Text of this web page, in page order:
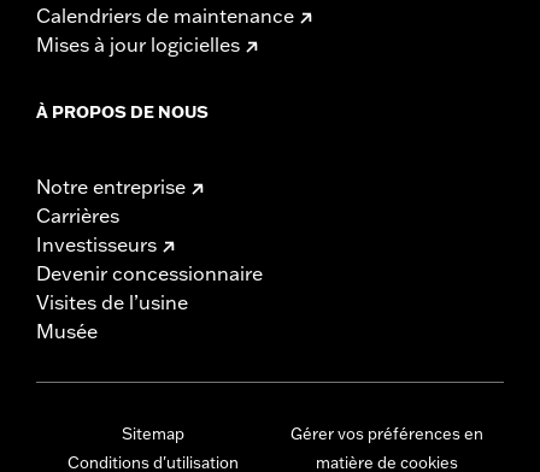
Calendriers de maintenance
Mises à jour logicielles
À PROPOS DE NOUS
Notre entreprise
Carrières
Investisseurs
Devenir concessionnaire
Visites de l’usine
Musée
Sitemap
Conditions d'utilisation
Gérer vos préférences en
matière de cookies